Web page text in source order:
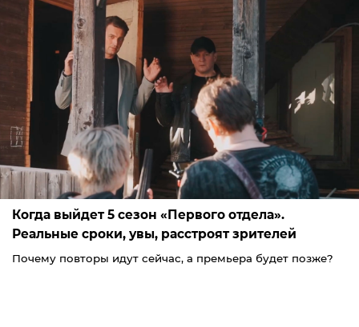
Когда выйдет 5 сезон «Первого отдела».
Реальные сроки, увы, расстроят зрителей
Почему повторы идут сейчас, а премьера будет позже?